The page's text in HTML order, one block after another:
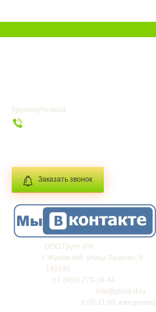
Круглосуточный
Заказать звонок
ООО Грунт-РФ
г. Жуковский, улица Лацкова, 6
140188
+7 (985) 273-19-44
info@grunt-rf.ru
9:00-21:00, ежедневно